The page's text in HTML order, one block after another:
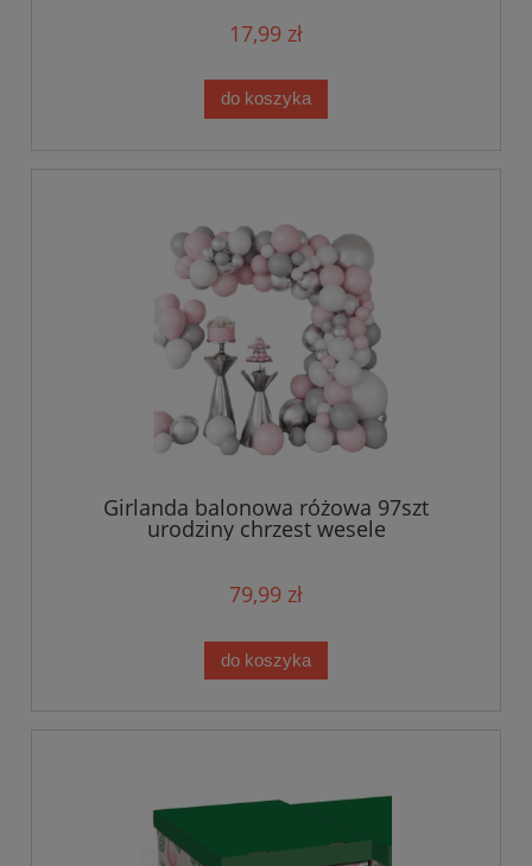
17,99 zł
do koszyka
Girlanda balonowa różowa 97szt
urodziny chrzest wesele
79,99 zł
do koszyka